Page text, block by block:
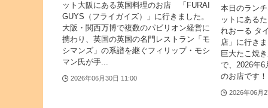
ット大阪にある英国料理のお店 「FURAI
GUYS（フライガイズ）」に行きました。
大阪・関西万博で複数のパビリオン経営に
携わり、英国の英国の名門レストラン「モ
シマンズ」の系譜を継ぐフィリップ・モシ
マン氏が手...
2026年06月30日 11:00
本日のラン
ットにある
れおーる タ
店」に行き
巨大たこ焼
で、2026年6
のお店です
2026年06月